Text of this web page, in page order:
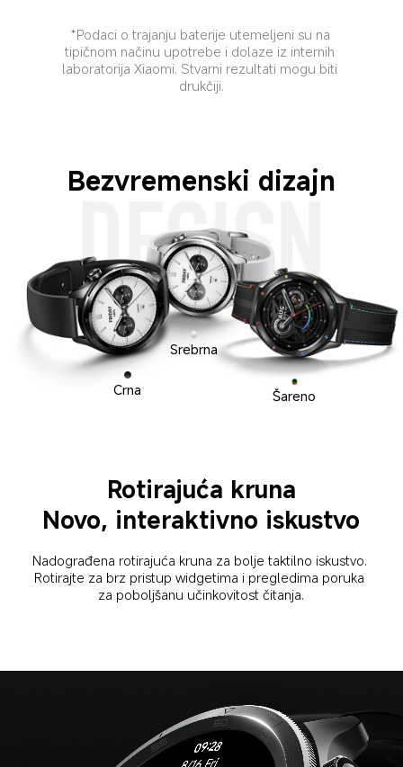
*Podaci o trajanju baterije utemeljeni su na
tipičnom načinu upotrebe i dolaze iz internih
laboratorija Xiaomi. Stvarni rezultati mogu biti
drukčiji.
Bezvremenski dizajn
Srebrna
Crna Šareno
Rotirajuća kruna
Novo, interaktivno iskustvo
Nadograđena rotirajuća kruna za bolje taktilno iskustvo.
Rotirajte za brz pristup widgetima i pregledima poruka
za poboljšanu učinkovitost čitanja.